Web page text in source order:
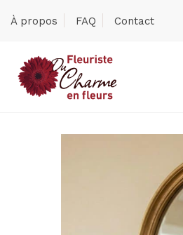
À propos FAQ Contact